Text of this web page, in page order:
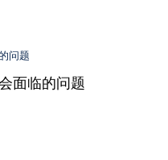
面临的问题